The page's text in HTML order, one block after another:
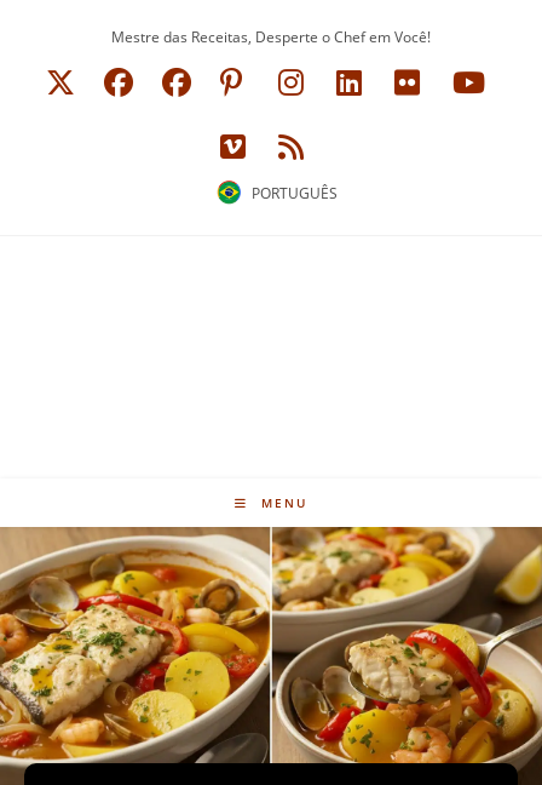
Mestre das Receitas, Desperte o Chef em Você!
PORTUGUÊS
MENU